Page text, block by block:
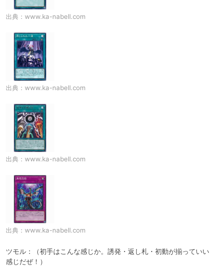
出典： www.ka-nabell.com
出典： www.ka-nabell.com
出典： www.ka-nabell.com
出典： www.ka-nabell.com
ツモル：（初手はこんな感じか。誘発・返し札・初動が揃っていい
感じだぜ！）